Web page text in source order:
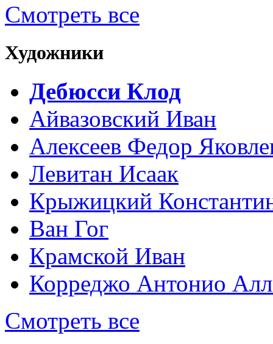
Смотреть все
Художники
Дебюсси Клод
Айвазовский Иван
Алексеев Федор
Левитан Исаак
Крыжицкий
Ван Гог
Крамской Иван
Корреджо Антонио
Смотреть все